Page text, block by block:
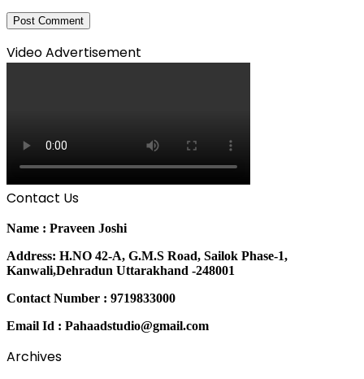
Video Advertisement
Contact Us
Name : Praveen Joshi
Address: H.NO 42-A, G.M.S Road, Sailok Phase-1,
Kanwali,Dehradun Uttarakhand -248001
Contact Number : 9719833000
Email Id : Pahaadstudio@gmail.com
Archives